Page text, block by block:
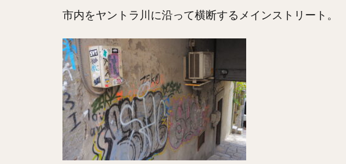
市内をヤントラ川に沿って横断するメインストリート。